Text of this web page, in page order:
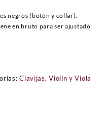
negros (botón y collar).
en bruto para ser ajustado
Clavijas,Violín y Viola